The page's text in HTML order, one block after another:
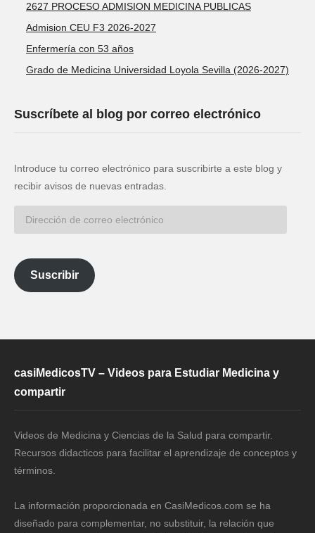
2627 PROCESO ADMISION MEDICINA PUBLICAS
Admision CEU F3 2026-2027
Enfermería con 53 años
Grado de Medicina Universidad Loyola Sevilla (2026-2027)
Suscríbete al blog por correo electrónico
Introduce tu correo electrónico para suscribirte a este blog y
recibir avisos de nuevas entradas.
electrónico
Suscribir
casiMedicosTV – Videos para Estudiar Medicina y
compartir
Videos de Medicina y Ciencias de la Salud para compartir.
Recursos didacticos para facilitar el aprendizaje de conceptos y
términos.
La información proporcionada en CasiMedicos.com se ha
diseñado para complementar, no substituir, la relación que